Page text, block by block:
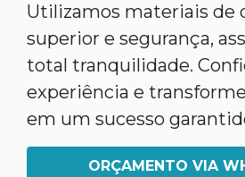
Utilizamos materiais de
superior e segurança,
total tranquilidade.
experiência e
em um sucesso
ORÇAMENTO VIA